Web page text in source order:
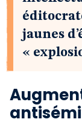
jaunes
«